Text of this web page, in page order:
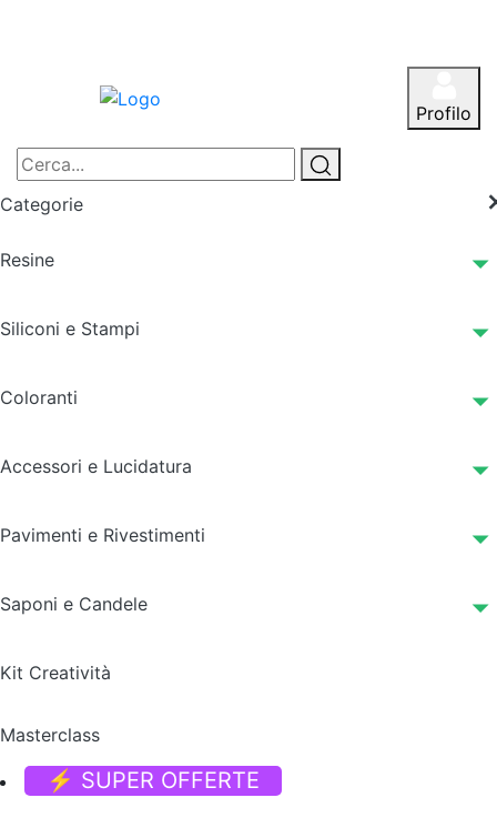
Profilo
Categorie
Resine
Siliconi e Stampi
Coloranti
Accessori e Lucidatura
Pavimenti e Rivestimenti
Saponi e Candele
Kit Creatività
Masterclass
⚡ SUPER OFFERTE